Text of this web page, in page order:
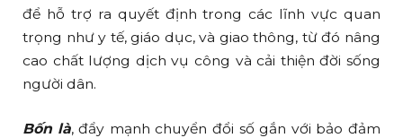
để hỗ trợ ra quyết định trong các lĩnh vực quan
trọng như y tế, giáo dục, và giao thông, từ đó nâng
cao chất lượng dịch vụ công và cải thiện đời sống
người dân.
Bốn là, đẩy mạnh chuyển đổi số gắn với bảo đảm